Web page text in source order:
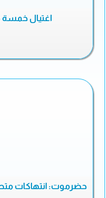
اغتيال
حضرموت: انتهاكات